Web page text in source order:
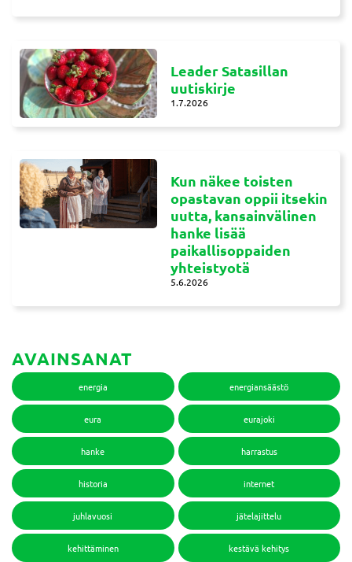
Leader Satasillan
uutiskirje
1.7.2026
Kun näkee toisten
opastavan oppii itsekin
uutta, kansainvälinen
hanke lisää
paikallisoppaiden
yhteistyotä
5.6.2026
AVAINSANAT
energia energiansäästö
eura eurajoki
hanke harrastus
historia internet
juhlavuosi jätelajittelu
kehittäminen kestävä kehitys